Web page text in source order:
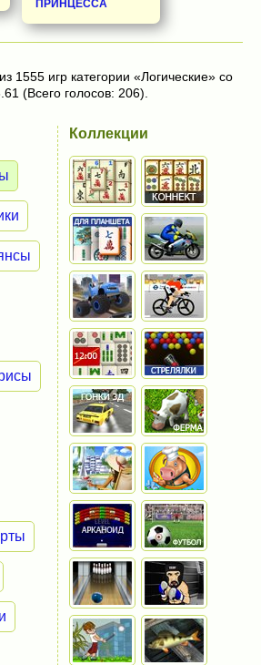
ПРИНЦЕССА
1555 игр категории «Логические» со
(Всего голосов: 206).
Коллекции